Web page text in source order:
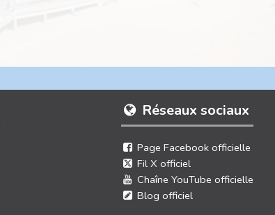
Réseaux sociaux
Page Facebook officielle
Fil X officiel
Chaîne YouTube officielle
Blog officiel